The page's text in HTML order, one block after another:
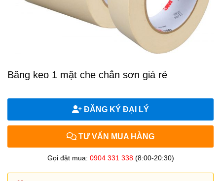
Băng keo 1 mặt che chắn sơn giá rẻ
ĐĂNG KÝ ĐẠI LÝ
TƯ VẤN MUA HÀNG
Gọi đặt mua: 0904 331 338(8:00-20:30)